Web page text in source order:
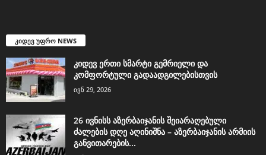
კიდევ უფრო NEWS
კიდევ ერთი სმარტი გემრიელი და
კომფორტული გადაადგილებისთვის
ივნ 29, 2026
26 ივნისს აზერბაიჯანის შეიარაღებული
ძალების დღე აღინიშნა – აზერბაიჯანის არმიის
განვითარების...